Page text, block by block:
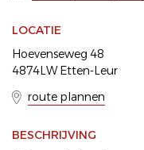
LOCATIE
Hoevenseweg 48
4874LW Etten-Leur
route plannen
BESCHRIJVING